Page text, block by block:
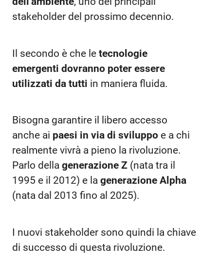
stakeholder del prossimo decennio.
Il secondo è che le tecnologie
emergenti dovranno poter essere
utilizzati da tutti in maniera fluida.
Bisogna garantire il libero accesso
anche ai paesi in via di sviluppo e a chi
realmente vivrà a pieno la rivoluzione.
Parlo della generazione Z (nata tra il
1995 e il 2012) e la generazione Alpha
(nata dal 2013 fino al 2025).
I nuovi stakeholder sono quindi la chiave
di successo di questa rivoluzione.